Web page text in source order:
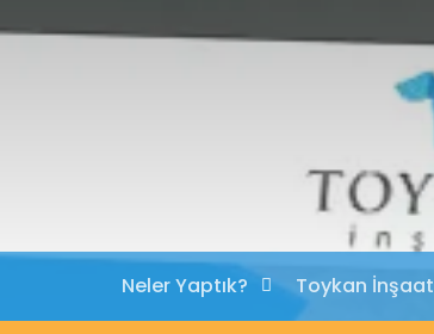
Neler Yaptık? Toykan İnşaat